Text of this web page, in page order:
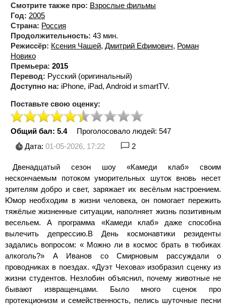
Смотрите также про: Взрослые фильмы
Год: 2005
Страна: Россия
Продолжительность: 43 мин.
Режиссёр: Ксения Чашей, Дмитрий Ефимович, Роман
Новико
Премьера: 2015
Перевод: Русский (оригинальный)
Доступно на: iPhone, iPad, Android и smartTV.
Поставьте свою оценку:
Общий бал: 5.4 Проголосовало людей: 547
Дата: 01-05-2026, 17:22 2
Двенадцатый сезон шоу «Камеди клаб» своим
нескончаемым потоком уморительных шуток вновь несет
зрителям добро и свет, заряжает их весёлым настроением.
Юмор необходим в жизни человека, он помогает пережить
тяжёлые жизненные ситуации, наполняет жизнь позитивным
весельем. А программа «Камеди клаб» даже способна
вылечить депрессию.В День космонавтики резиденты
задались вопросом: « Можно ли в космос брать в тюбиках
алкоголь?» А Иванов со Смирновым рассуждали о
проводниках в поездах. «Дуэт Чехова» изобразил сценку из
жизни студентов. Незлобин объяснил, почему животные не
бывают извращенцами. Было много сценок про
протекционизм и семейственность, пелись шуточные песни